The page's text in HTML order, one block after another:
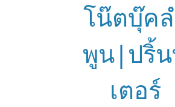
โน๊ตบุ๊ค
พูน|ปริ้
เตอร์